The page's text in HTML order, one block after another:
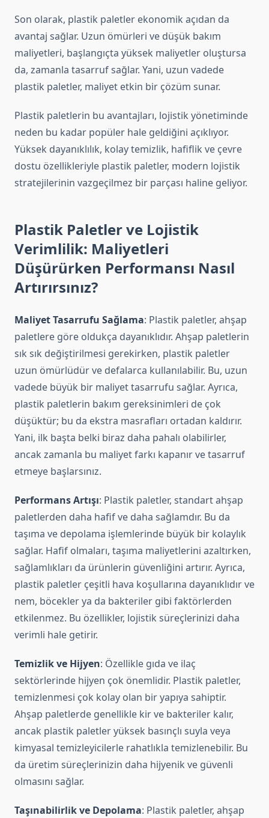
Son olarak, plastik paletler ekonomik açıdan da
avantaj sağlar. Uzun ömürleri ve düşük bakım
maliyetleri, başlangıçta yüksek maliyetler oluştursa
da, zamanla tasarruf sağlar. Yani, uzun vadede
plastik paletler, maliyet etkin bir çözüm sunar.
Plastik paletlerin bu avantajları, lojistik yönetiminde
neden bu kadar popüler hale geldiğini açıklıyor.
Yüksek dayanıklılık, kolay temizlik, hafiflik ve çevre
dostu özellikleriyle plastik paletler, modern lojistik
stratejilerinin vazgeçilmez bir parçası haline geliyor.
Plastik Paletler ve Lojistik
Verimlilik: Maliyetleri
Düşürürken Performansı Nasıl
Artırırsınız?
Maliyet Tasarrufu Sağlama: Plastik paletler, ahşap
paletlere göre oldukça dayanıklıdır. Ahşap paletlerin
sık sık değiştirilmesi gerekirken, plastik paletler
uzun ömürlüdür ve defalarca kullanılabilir. Bu, uzun
vadede büyük bir maliyet tasarrufu sağlar. Ayrıca,
plastik paletlerin bakım gereksinimleri de çok
düşüktür; bu da ekstra masrafları ortadan kaldırır.
Yani, ilk başta belki biraz daha pahalı olabilirler,
ancak zamanla bu maliyet farkı kapanır ve tasarruf
etmeye başlarsınız.
Performans Artışı: Plastik paletler, standart ahşap
paletlerden daha hafif ve daha sağlamdır. Bu da
taşıma ve depolama işlemlerinde büyük bir kolaylık
sağlar. Hafif olmaları, taşıma maliyetlerini azaltırken,
sağlamlıkları da ürünlerin güvenliğini artırır. Ayrıca,
plastik paletler çeşitli hava koşullarına dayanıklıdır ve
nem, böcekler ya da bakteriler gibi faktörlerden
etkilenmez. Bu özellikler, lojistik süreçlerinizi daha
verimli hale getirir.
Temizlik ve Hijyen: Özellikle gıda ve ilaç
sektörlerinde hijyen çok önemlidir. Plastik paletler,
temizlenmesi çok kolay olan bir yapıya sahiptir.
Ahşap paletlerde genellikle kir ve bakteriler kalır,
ancak plastik paletler yüksek basınçlı suyla veya
kimyasal temizleyicilerle rahatlıkla temizlenebilir. Bu
da üretim süreçlerinizin daha hijyenik ve güvenli
olmasını sağlar.
Taşınabilirlik ve Depolama: Plastik paletler, ahşap